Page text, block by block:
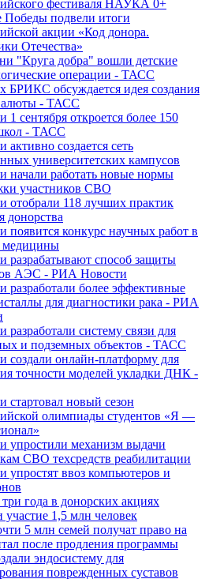
фестиваля НАУКА 0+
Победы подвели итоги
акции «Код донора.
Отечества»
"Круга добра" вошли детские
операции - ТАСС
БРИКС обсуждается идея создания
- ТАСС
1 сентября откроется более 150
- ТАСС
активно создается сеть
университетских кампусов
начали работать новые нормы
участников СВО
отобрали 118 лучших практик
донорства
появится конкурс научных работ в
медицины
разрабатывают способ защиты
АЭС - РИА Новости
разработали более эффективные
для диагностики рака - РИА
разработали систему связи для
и подземных объектов - ТАСС
создали онлайн-платформу для
точности моделей укладки ДНК -
стартовал новый сезон
олимпиады студентов «Я —
упростили механизм выдачи
СВО техсредств реабилитации
упростят ввоз компьютеров и
года в донорских акциях
участие 1,5 млн человек
5 млн семей получат право на
после продления программы
эндосистему для
поврежденных суставов